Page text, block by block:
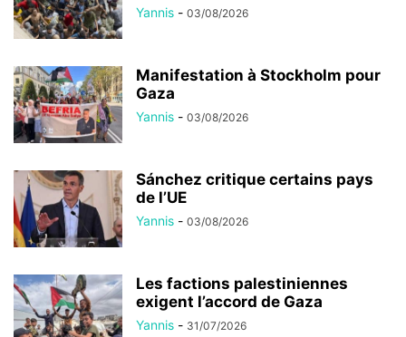
Yannis - 03/08/2026
Manifestation à Stockholm pour
Gaza
Yannis - 03/08/2026
Sánchez critique certains pays
de l’UE
Yannis - 03/08/2026
Les factions palestiniennes
exigent l’accord de Gaza
Yannis - 31/07/2026